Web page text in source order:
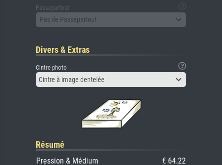
Passepartout
Pas de Passepartout
Divers & Extras
Cintre photo
Cintre à image dentelée
Résumé
Pression & Médium
€ 64.22